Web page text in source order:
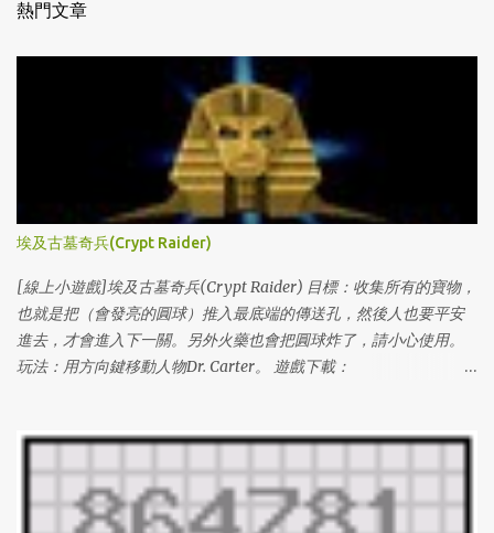
熱門文章
埃及古墓奇兵(Crypt Raider)
[線上小遊戲]埃及古墓奇兵(Crypt Raider) 目標：收集所有的寶物，
也就是把（會發亮的圓球）推入最底端的傳送孔，然後人也要平安
進去，才會進入下一關。另外火藥也會把圓球炸了，請小心使用。
玩法：用方向鍵移動人物Dr. Carter。 遊戲下載：
100) & levelcodes) 1 l3VIFNXL6O0 2 l1GDCJTH4BU 3 lDIIBX80DTS
4 lZ4DJKCGM46 5 lY8BUJAAHML 6 l3DQ84AHPJ2 7
lUATCLAZHAU 8 lKPU91XGSMG 9 lXPQ5V9CO5S 10 lPXAA197342
11 lUZLUV05WJ5 12 lIHFREW7HFB 13 l8I1NH0NLMS 14